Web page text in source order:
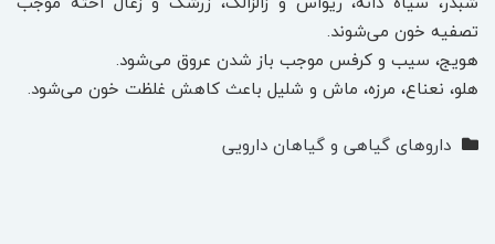
تصفیه خون می‌شوند.
هویج، سیب و کرفس موجب باز شدن عروق می‌شود.
هلو، نعناع، مرزه، ماش و شلیل باعث کاهش غلظت خون می‌شود.
داروهای گیاهی و گیاهان دارویی